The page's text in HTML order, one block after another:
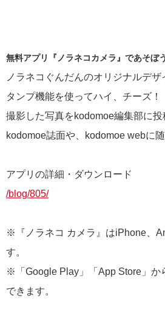
無料アプリ『ノラネコカメラ』であそぼ
ノラネコぐんだんのオリジナルデ
タンプ機能を使ってハイ、チーズ！
撮影した写真をkodomoe編集部に
kodomoe誌面や、kodomoe webに
アプリの詳細・ダウンロード
/blog/805/
※『ノラネコ カメラ』はiPhone、
す。
※「Google Play」「App Store」か
できます。